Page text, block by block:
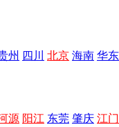
州 四川 北京 海南 华东
源 阳江 东莞 肇庆 江门